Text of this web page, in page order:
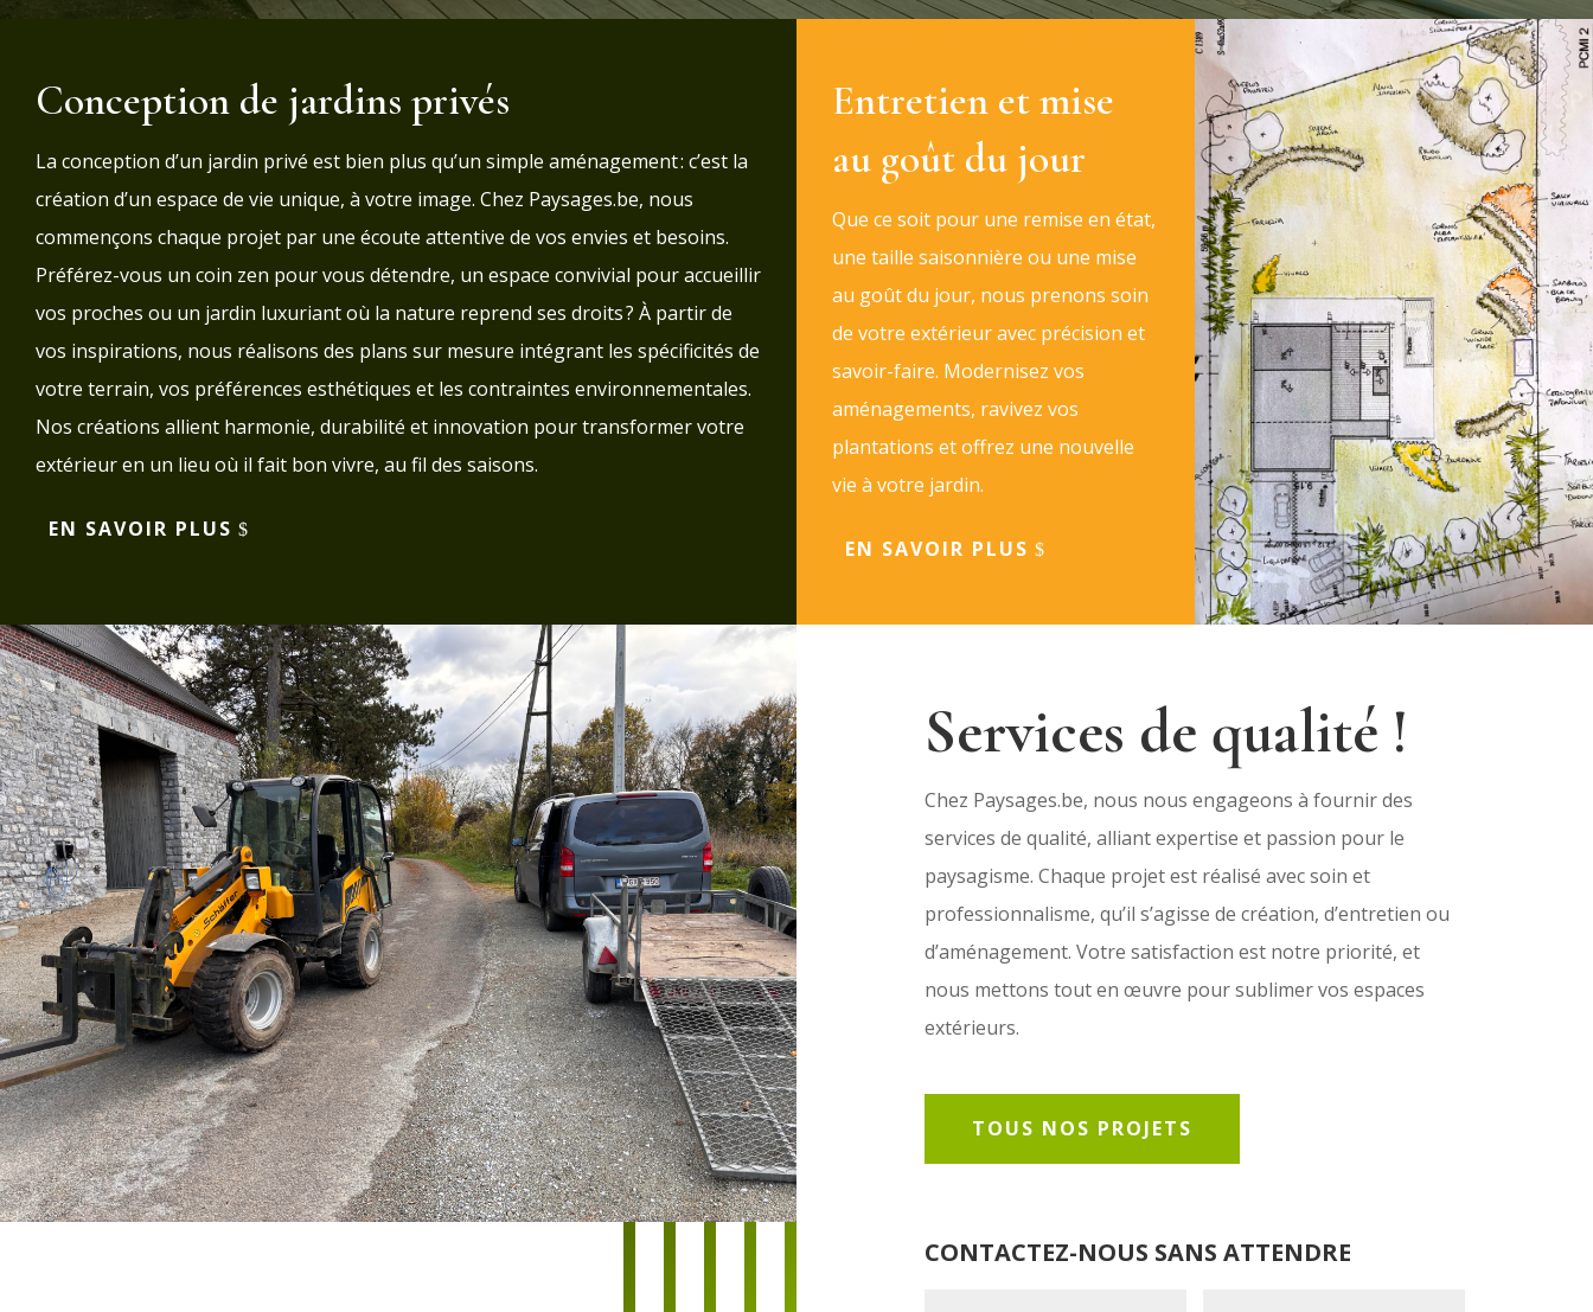
Conception de jardins privés
La conception d’un jardin privé est bien plus qu’un simple aménagement : c’est la
création d’un espace de vie unique, à votre image. Chez Paysages.be, nous
commençons chaque projet par une écoute attentive de vos envies et besoins.
Préférez-vous un coin zen pour vous détendre, un espace convivial pour accueillir
vos proches ou un jardin luxuriant où la nature reprend ses droits ? À partir de
vos inspirations, nous réalisons des plans sur mesure intégrant les spécificités de
votre terrain, vos préférences esthétiques et les contraintes environnementales.
Nos créations allient harmonie, durabilité et innovation pour transformer votre
extérieur en un lieu où il fait bon vivre, au fil des saisons.
EN SAVOIR PLUS
Entretien et mise
au goût du jour
Que ce soit pour une remise en état,
une taille saisonnière ou une mise
au goût du jour, nous prenons soin
de votre extérieur avec précision et
savoir-faire. Modernisez vos
aménagements, ravivez vos
plantations et offrez une nouvelle
vie à votre jardin.
EN SAVOIR PLUS
Services de qualité !
Chez Paysages.be, nous nous engageons à fournir des
services de qualité, alliant expertise et passion pour le
paysagisme. Chaque projet est réalisé avec soin et
professionnalisme, qu’il s’agisse de création, d’entretien ou
d’aménagement. Votre satisfaction est notre priorité, et
nous mettons tout en œuvre pour sublimer vos espaces
extérieurs.
TOUS NOS PROJETS
CONTACTEZ-NOUS SANS ATTENDRE